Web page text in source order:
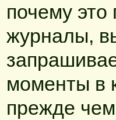
почему это
журналы,
моменты в
прежде